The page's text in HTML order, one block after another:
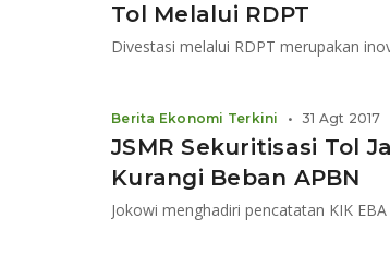
Tol Melalui RDPT
Divestasi melalui RDPT merupakan
JSMR Sekuritisasi Tol
Kurangi Beban APBN
Berita Ekonomi Terkini • 31 Agt 2017